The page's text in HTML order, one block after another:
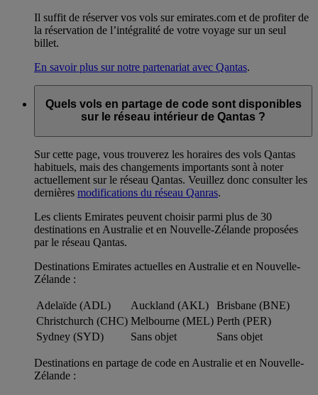
Il suffit de réserver vos vols sur emirates.com et de profiter de
la réservation de l’intégralité de votre voyage sur un seul
billet.
En savoir plus sur notre partenariat avec Qantas.
Quels vols en partage de code sont disponibles
sur le réseau intérieur de Qantas ?
Sur cette page, vous trouverez les horaires des vols Qantas
habituels, mais des changements importants sont à noter
actuellement sur le réseau Qantas. Veuillez donc consulter les
dernières modifications du réseau Qanras.
Les clients Emirates peuvent choisir parmi plus de 30
destinations en Australie et en Nouvelle-Zélande proposées
par le réseau Qantas.
Destinations Emirates actuelles en Australie et en Nouvelle-
Zélande :
Adelaïde (ADL) Auckland (AKL)
Brisbane (BNE)
Christchurch (CHC) Melbourne (MEL) Perth (PER)
Sydney (SYD)
Sans objet Sans objet
Destinations en partage de code en Australie et en Nouvelle-
Zélande :